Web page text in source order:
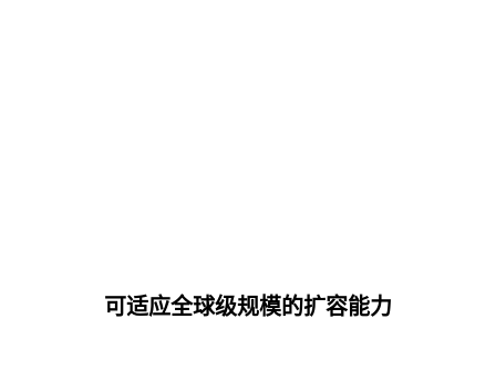
可适应全球级规模的扩容能力